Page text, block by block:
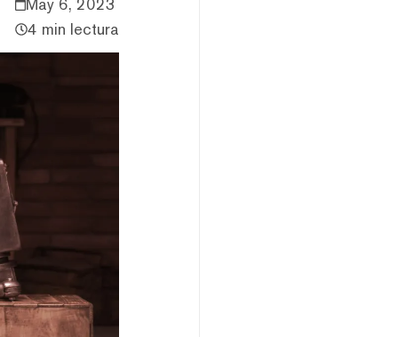
May 6, 2023
4 min lectura